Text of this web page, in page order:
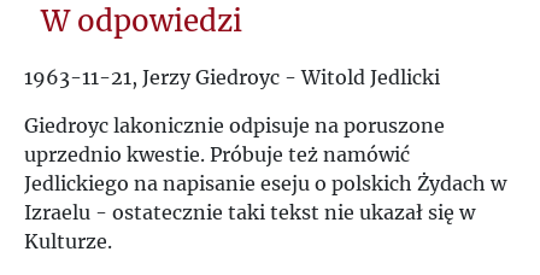
W odpowiedzi
1963-11-21, Jerzy Giedroyc - Witold Jedlicki
Giedroyc lakonicznie odpisuje na poruszone
uprzednio kwestie. Próbuje też namówić
Jedlickiego na napisanie eseju o polskich Żydach w
Izraelu - ostatecznie taki tekst nie ukazał się w
Kulturze.